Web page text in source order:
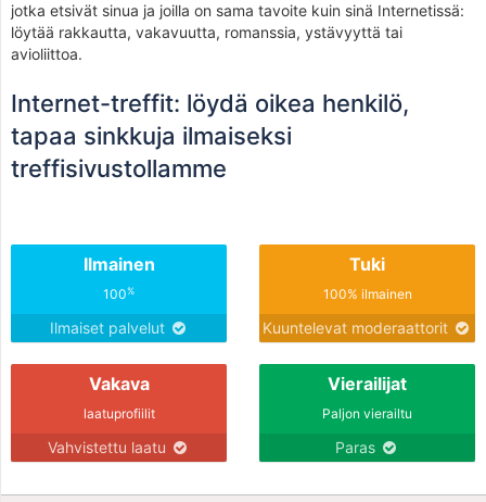
jotka etsivät sinua ja joilla on sama tavoite kuin sinä Internetissä:
löytää rakkautta, vakavuutta, romanssia, ystävyyttä tai
avioliittoa.
Internet-treffit: löydä oikea henkilö,
tapaa sinkkuja ilmaiseksi
treffisivustollamme
Ilmainen
100%
Ilmaiset palvelut
Tuki
100% ilmainen
Kuuntelevat moderaattorit
Vakava
laatuprofiilit
Vahvistettu laatu
Vierailijat
Paljon vierailtu
Paras